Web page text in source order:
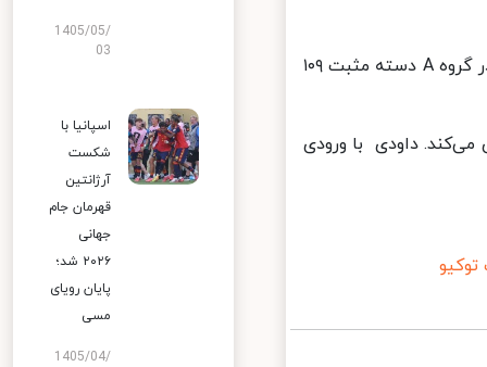
علی داودی، آخرین ملی‌پوش وزنه برداری ایران هم از ساعت ۱۵ و ۲۰ دقیقه در گروه A دسته مثبت ۱۰۹
این وزن یکه تازی می‌کند. داودی با ورودی
1405/05/
03
اسپانیا با
شکست
آرژانتین
قهرمان جام
جهانی
۲۰۲۶ شد؛
پایان رویای
مسی
1405/04/